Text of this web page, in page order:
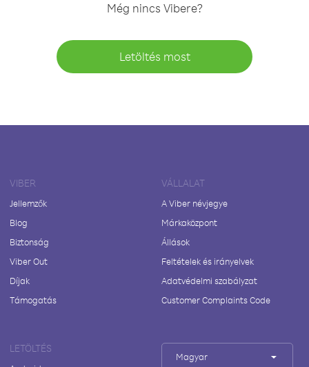
Még nincs Vibere?
Letöltés most
VIBER
Jellemzők
Blog
Biztonság
Viber Out
Díjak
Támogatás
VÁLLALAT
A Viber névjegye
Márkaközpont
Állások
Feltételek és irányelvek
Adatvédelmi szabályzat
Customer Complaints Code
LETÖLTÉS
Magyar